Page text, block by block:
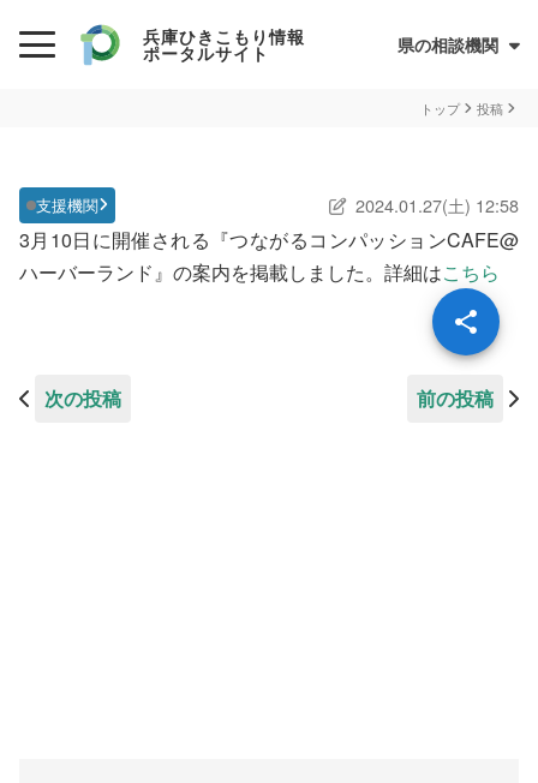
兵庫ひきこもり情報
ポータルサイト 県の相談機関
兵庫県ひきこもり総合支援センター
ひきこもり当事者のためのQ&A集
サイトについて
トップ 投稿
支援機関 2024.01.27(土) 12:58
3月10日に開催される『つながるコンパッションCAFE@
ハーバーランド』の案内を掲載しました。詳細はこちら
次の投稿 前の投稿